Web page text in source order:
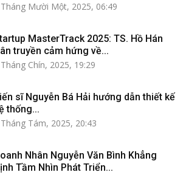
Mười Một, 2025, 06:49
MasterTrack 2025: TS. Hồ Hán
truyền cảm hứng về...
Chín, 2025, 19:29
sĩ Nguyễn Bá Hải hướng dẫn thiết kế
thống...
Tám, 2025, 20:43
Nhân Nguyễn Văn Bình Khẳng
Tầm Nhìn Phát Triển...